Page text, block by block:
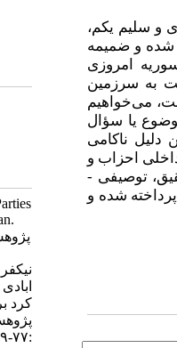
کرد
:۷۷-۱۰۹
و سلیم یکم،
جدا شده و ضمیمه
امروزی
به سرزمین
می‌خواهیم
یا سؤال
دلیل ناکامی
احزاب و
توصیفی -
شده و